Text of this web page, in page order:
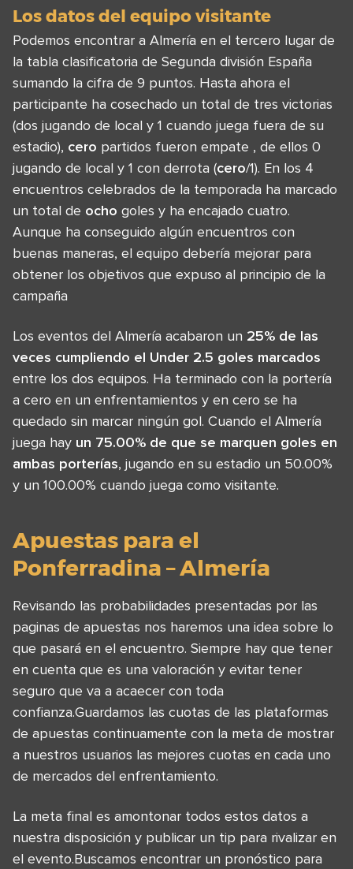
Los datos del equipo visitante
Podemos encontrar a Almería en el tercero lugar de
la tabla clasificatoria de Segunda división España
sumando la cifra de 9 puntos. Hasta ahora el
participante ha cosechado un total de tres victorias
(dos jugando de local y 1 cuando juega fuera de su
estadio), cero partidos fueron empate , de ellos 0
jugando de local y 1 con derrota (cero/1). En los 4
encuentros celebrados de la temporada ha marcado
un total de ocho goles y ha encajado cuatro.
Aunque ha conseguido algún encuentros con
buenas maneras, el equipo debería mejorar para
obtener los objetivos que expuso al principio de la
campaña
Los eventos del Almería acabaron un 25% de las
veces cumpliendo el Under 2.5 goles marcados
entre los dos equipos. Ha terminado con la portería
a cero en un enfrentamientos y en cero se ha
quedado sin marcar ningún gol. Cuando el Almería
juega hay un 75.00% de que se marquen goles en
ambas porterías, jugando en su estadio un 50.00%
y un 100.00% cuando juega como visitante.
Apuestas para el
Ponferradina – Almería
Revisando las probabilidades presentadas por las
paginas de apuestas nos haremos una idea sobre lo
que pasará en el encuentro. Siempre hay que tener
en cuenta que es una valoración y evitar tener
seguro que va a acaecer con toda
confianza.Guardamos las cuotas de las plataformas
de apuestas continuamente con la meta de mostrar
a nuestros usuarios las mejores cuotas en cada uno
de mercados del enfrentamiento.
La meta final es amontonar todos estos datos a
nuestra disposición y publicar un tip para rivalizar en
el evento.Buscamos encontrar un pronóstico para